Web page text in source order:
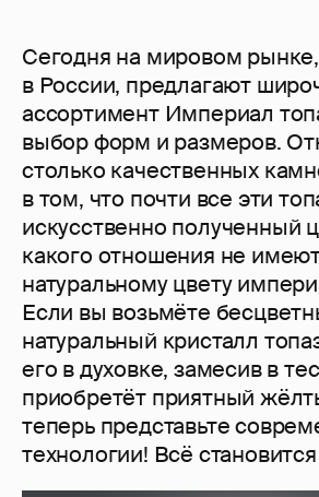
Сегодня на мировом
в России, предлагают
ассортимент Империал
выбор форм и размеров.
столько качественных
в том, что почти все эти
искусственно полученный
какого отношения не
натуральному цвету
Если вы возьмёте
натуральный кристалл
его в духовке, замесив в
приобретёт приятный
теперь представьте
технологии! Всё